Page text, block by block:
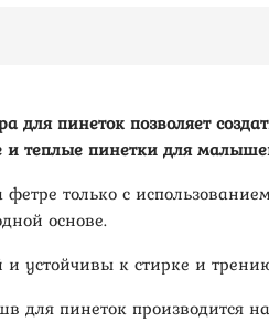
для пинеток позволяет
и теплые пинетки для
только с
основе.
и устойчивы к стирке и
для пинеток производится на